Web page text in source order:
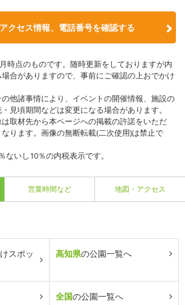
クセス情報、電話番号を確認する
時点のものです。随時更新をしておりますが内
合がありますので、事前にご確認の上おでかけ
他諸事情により、イベントの開催情報、施設の
見頃期間などは変更になる場合があります。
取材先から本ページへの掲載の許諾をいただ
ります。画像の無断転載(二次使用)は禁止で
いし10％の内税表示です。
営業時間など 地図・アクセス
スポッ
高知県の公園一覧へ
全国の公園一覧へ